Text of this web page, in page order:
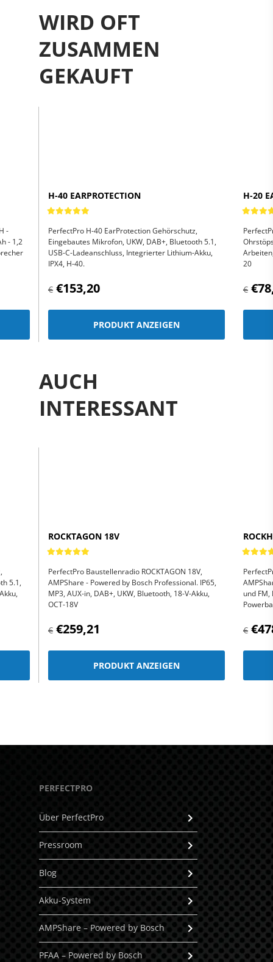
WIRD OFT
ZUSAMMEN
GEKAUFT
Previous
-
- 1,2
H-40 EARPROTECTION
PerfectPro H-40 EarProtection Gehörschutz,
Eingebautes Mikrofon, UKW, DAB+, Bluetooth 5.1,
USB-C-Ladeanschluss, Integrierter Lithium-Akku,
IPX4, H-40.
€ €153,20
PRODUKT ANZEIGEN
H-20
20
€
AUCH
INTERESSANT
Previous
5.1,
ROCKTAGON 18V
PerfectPro Baustellenradio ROCKTAGON 18V,
AMPShare - Powered by Bosch Professional. IP65,
MP3, AUX-in, DAB+, UKW, Bluetooth, 18-V-Akku,
OCT-18V
€ €259,21
PRODUKT ANZEIGEN
und FM,
€
PERFECTPRO
Über PerfectPro
Pressroom
Blog
Akku-System
AMPShare – Powered by Bosch
PFAA – Powered by Bosch